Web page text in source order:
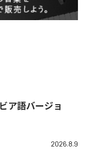
2026.8.9